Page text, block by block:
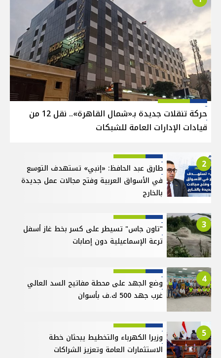
حركة تنقلات جديدة بـ«شمال القاهرة».. نقل 12 من
قيادات الإدارات العامة للشبكات
2
طارق عبد الحافظ: «إنبي» تستهدف التوسع
في الأسواق العربية وفتح مجالات عمل جديدة
بالخارج
3
"تاون جاس" تسيطر على كسر بخط غاز أسفل
ترعة الإسماعيلية دون إصابات
4
وضع الجهد على محطة مفاتيح السد العالي
غرب جهد 500 ك.ف بأسوان
5
وزيرا الكهرباء والتخطيط يبحثان خطة
الاستثمارات العامة وتعزيز الشراكات